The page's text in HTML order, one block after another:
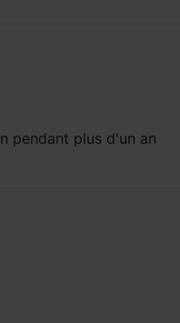
pendant plus d'un an